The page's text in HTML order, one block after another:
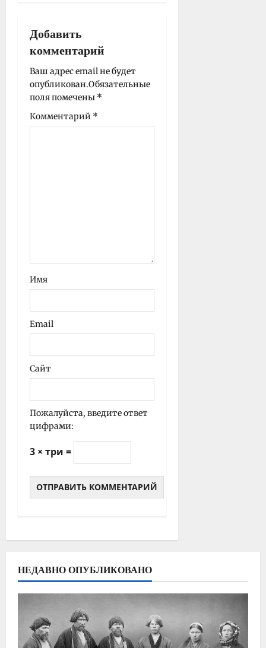
и
с
и
Добавить
комментарий
Ваш адрес email не будет
опубликован.Обязательные
поля помечены *
Комментарий *
Имя
Email
Сайт
Пожалуйста, введите ответ
цифрами:
3 × три =
НЕДАВНО ОПУБЛИКОВАНО